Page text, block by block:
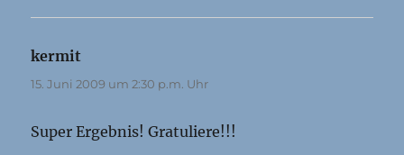
kermit
15. Juni 2009 um 2:30 p.m. Uhr
Super Ergebnis! Gratuliere!!!